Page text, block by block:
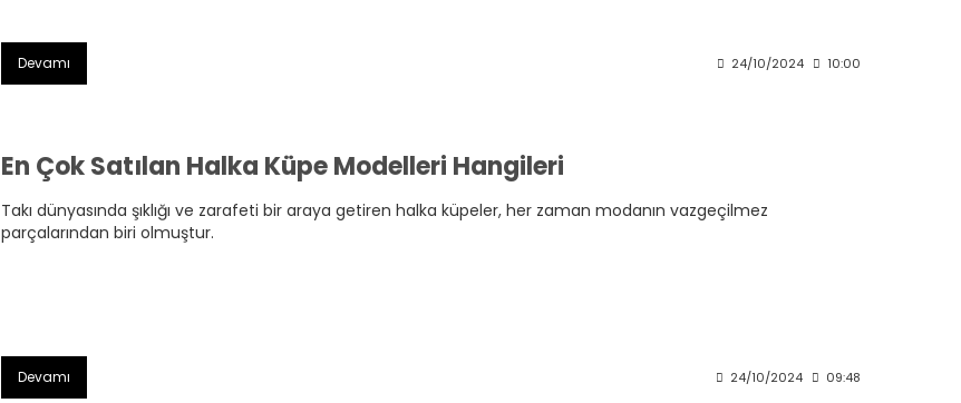
Devamı 24/10/2024 10:00
En Çok Satılan Halka Küpe Modelleri Hangileri
Takı dünyasında şıklığı ve zarafeti bir araya getiren halka küpeler, her zaman modanın vazgeçilmez
parçalarından biri olmuştur.
Devamı 24/10/2024 09:48